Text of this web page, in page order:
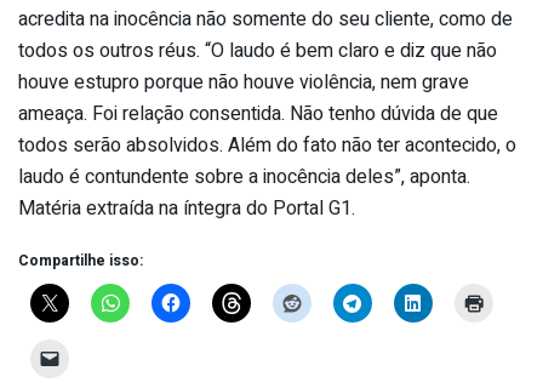
acredita na inocência não somente do seu cliente, como de
todos os outros réus. “O laudo é bem claro e diz que não
houve estupro porque não houve violência, nem grave
ameaça. Foi relação consentida. Não tenho dúvida de que
todos serão absolvidos. Além do fato não ter acontecido, o
laudo é contundente sobre a inocência deles”, aponta.
Matéria extraída na íntegra do Portal G1.
Compartilhe isso: